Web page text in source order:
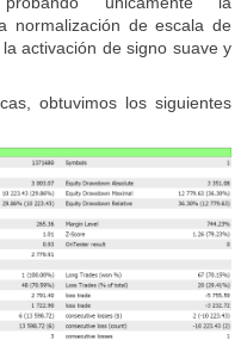
normalización de escala de
activación de signo suave y
obtuvimos los siguientes